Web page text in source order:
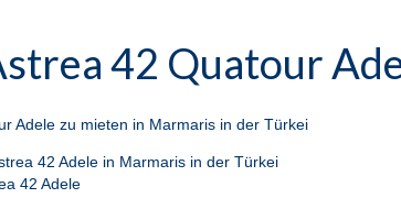
42 Quatour
Adele zu mieten in Marmaris in der Türkei
42 Adele